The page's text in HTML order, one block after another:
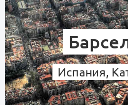
Испания,